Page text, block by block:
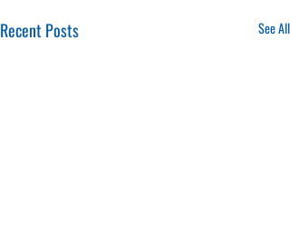
Recent Posts See All